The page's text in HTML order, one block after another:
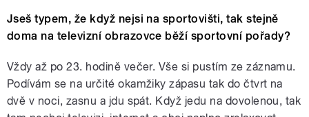
Jseš typem, že když nejsi na sportovišti, tak stejně
doma na televizní obrazovce běží sportovní pořady?
Vždy až po 23. hodině večer. Vše si pustím ze záznamu.
Podívám se na určité okamžiky zápasu tak do čtvrt na
dvě v noci, zasnu a jdu spát. Když jedu na dovolenou, tak